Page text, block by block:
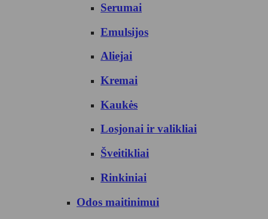
Serumai
Emulsijos
Aliejai
Kremai
Kaukės
Losjonai ir valikliai
Šveitikliai
Rinkiniai
Odos maitinimui